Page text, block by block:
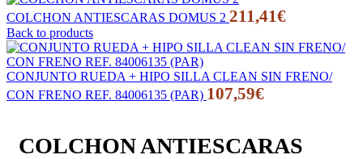
COLCHON ANTIESCARAS DOMUS 2 211,41€
Back to products
CONJUNTO RUEDA + HIPO SILLA CLEAN SIN FRENO/
CON FRENO REF. 84006135 (PAR) 107,59€
COLCHON ANTIESCARAS